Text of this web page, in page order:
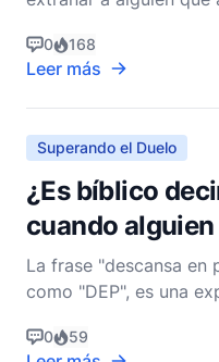
llamados a navegar
emocionales con fe,
ofrece una profunda
responder a las
0 168
Leer más
Superando el Duelo
¿Es bíblico
cuando
La frase "descansa en
como "DEP", es una
los fallecidos. Aunque
0 59